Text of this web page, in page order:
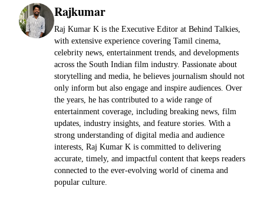
Rajkumar
Raj Kumar K is the Executive Editor at Behind Talkies,
with extensive experience covering Tamil cinema,
celebrity news, entertainment trends, and developments
across the South Indian film industry. Passionate about
storytelling and media, he believes journalism should not
only inform but also engage and inspire audiences. Over
the years, he has contributed to a wide range of
entertainment coverage, including breaking news, film
updates, industry insights, and feature stories. With a
strong understanding of digital media and audience
interests, Raj Kumar K is committed to delivering
accurate, timely, and impactful content that keeps readers
connected to the ever-evolving world of cinema and
popular culture.